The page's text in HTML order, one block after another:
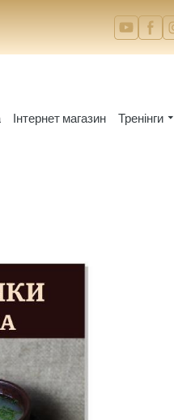
Інтернет магазин Тренінги